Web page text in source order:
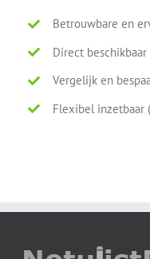
Betrouwbare en
Direct
Vergelijk en
Flexibel inzetbaar